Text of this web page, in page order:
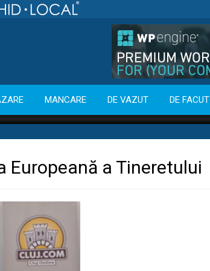
MANCARE DE VAZUT DE FACUT
Europeană a Tineretului